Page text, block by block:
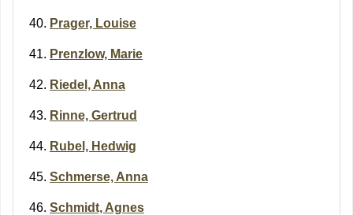
Prager, Louise
Prenzlow, Marie
Riedel, Anna
Rinne, Gertrud
Rubel, Hedwig
Schmerse, Anna
Schmidt, Agnes